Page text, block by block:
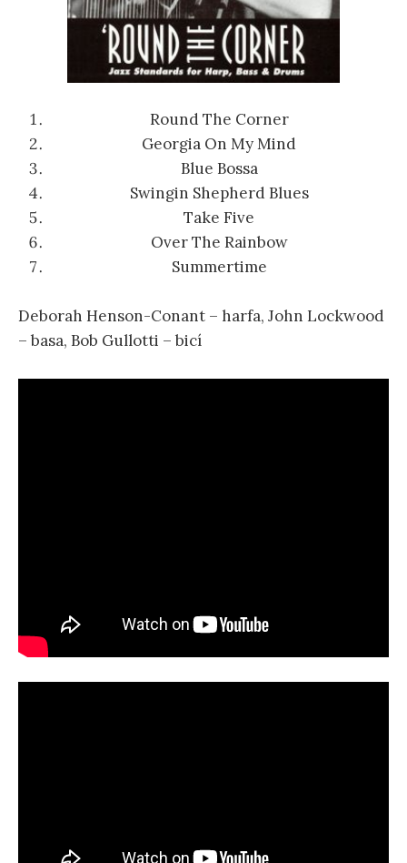
Round The Corner
Georgia On My Mind
Blue Bossa
Swingin Shepherd Blues
Take Five
Over The Rainbow
Summertime
Deborah Henson-Conant – harfa, John Lockwood
– basa, Bob Gullotti – bicí